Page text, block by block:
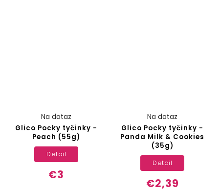
Glico Pocky tyčinky -
Peach (55g)
Na dotaz
€3
Detail
Glico Pocky tyčinky -
Panda Milk & Cookies
(35g)
Na dotaz
€2,39
Detail